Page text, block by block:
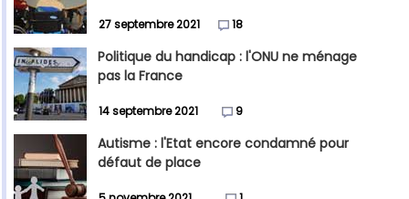
27 septembre 2021 18
Politique du handicap : l'ONU ne ménage
pas la France
14 septembre 2021 9
Autisme : l'Etat encore condamné pour
défaut de place